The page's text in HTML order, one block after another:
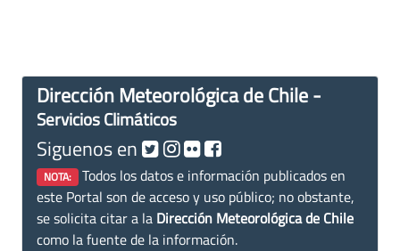
Dirección Meteorológica de Chile -
Servicios Climáticos
Siguenos en
NOTA: Todos los datos e información publicados en
este Portal son de acceso y uso público; no obstante,
se solicita citar a la Dirección Meteorológica de Chile
como la fuente de la información.